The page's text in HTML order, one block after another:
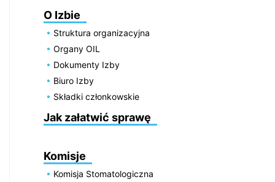
O Izbie
Struktura organizacyjna
Organy OIL
Dokumenty Izby
Biuro Izby
Składki członkowskie
Jak załatwić sprawę
Komisje
Komisja Stomatologiczna